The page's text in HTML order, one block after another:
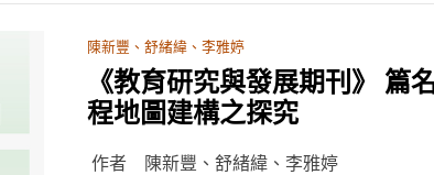
陳新豐、舒緒緯、李雅婷
《教育研究與發展期刊》 篇
程地圖建構之探究
作者 陳新豐、舒緒緯、李雅婷